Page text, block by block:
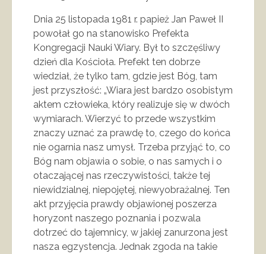
Dnia 25 listopada 1981 r. papież Jan Paweł II
powołał go na stanowisko Prefekta
Kongregacji Nauki Wiary. Był to szczęśliwy
dzień dla Kościoła. Prefekt ten dobrze
wiedział, że tylko tam, gdzie jest Bóg, tam
jest przyszłość: „Wiara jest bardzo osobistym
aktem człowieka, który realizuje się w dwóch
wymiarach. Wierzyć to przede wszystkim
znaczy uznać za prawdę to, czego do końca
nie ogarnia nasz umysł. Trzeba przyjąć to, co
Bóg nam objawia o sobie, o nas samych i o
otaczającej nas rzeczywistości, także tej
niewidzialnej, niepojętej, niewyobrażalnej. Ten
akt przyjęcia prawdy objawionej poszerza
horyzont naszego poznania i pozwala
dotrzeć do tajemnicy, w jakiej zanurzona jest
nasza egzystencja. Jednak zgoda na takie